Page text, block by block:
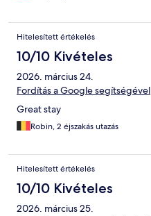
Hitelesített értékelés
10/10 Kivételes
2026. március 24.
Fordítás a Google segítségével
Great stay
Robin, 2 éjszakás utazás
Hitelesített értékelés
10/10 Kivételes
2026. március 25.